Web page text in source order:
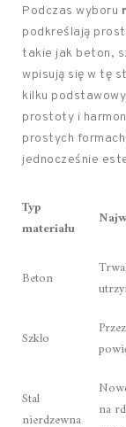
Podczas wyboru
podkreślają
takie jak beton,
wpisują się w tę
kilku
prostoty i
prostych
jednocześnie
Typ
materiału
Beton
Szkło
Stal
nierdzewna
na